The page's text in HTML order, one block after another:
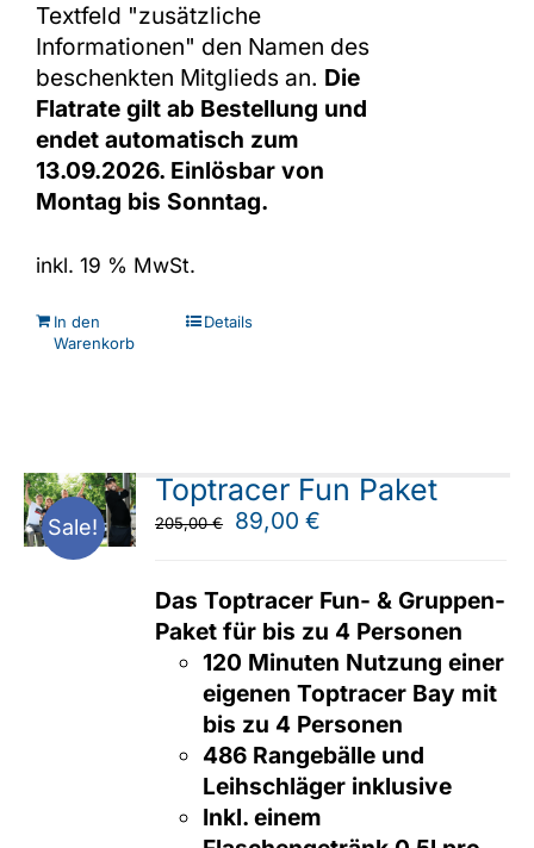
Textfeld "zusätzliche
Informationen" den Namen des
beschenkten Mitglieds an. Die
Flatrate gilt ab Bestellung und
endet automatisch zum
13.09.2026. Einlösbar von
Montag bis Sonntag.
inkl. 19 % MwSt.
In den
Warenkorb
Details
Sale!
Toptracer Fun Paket
205,00€
Ursprünglicher
205,00 €
89,00€
89,00 €.
Das Toptracer Fun- & Gruppen-
Paket für bis zu 4 Personen
120 Minuten Nutzung einer
eigenen Toptracer Bay mit
bis zu 4 Personen
486 Rangebälle und
Leihschläger inklusive
Inkl. einem